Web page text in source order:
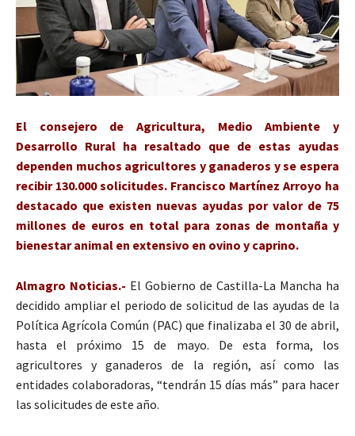
El consejero de Agricultura, Medio Ambiente y
Desarrollo Rural ha resaltado que de estas ayudas
dependen muchos agricultores y ganaderos y se espera
recibir 130.000 solicitudes. Francisco Martínez Arroyo ha
destacado que existen nuevas ayudas por valor de 75
millones de euros en total para zonas de montaña y
bienestar animal en extensivo en ovino y caprino.
Almagro Noticias.- El Gobierno de Castilla-La Mancha ha
decidido ampliar el periodo de solicitud de las ayudas de la
Política Agrícola Común (PAC) que finalizaba el 30 de abril,
hasta el próximo 15 de mayo. De esta forma, los
agricultores y ganaderos de la región, así como las
entidades colaboradoras, “tendrán 15 días más” para hacer
las solicitudes de este año.